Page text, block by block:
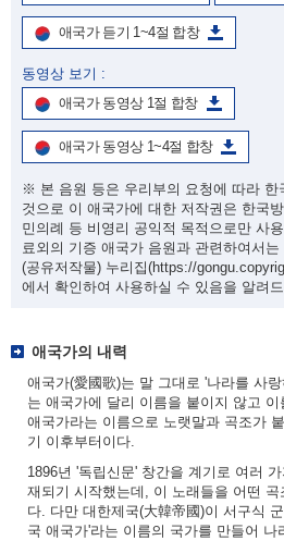
애국가 듣기 1~4절 합창
동영상 보기 :
애국가 동영상 1절 합창
애국가 동영상 1~4절 합창
※ 본 음원 등은 우리부의 요청에 따라 한
것으로 이 애국가에 대한 저작권은 한국
민의례 등 비영리 공익적 목적으로만 사
료외의 기증 애국가 음원과 관련하여서
(공유저작물) 누리집(https://
에서 확인하여 사용하실 수 있음을 알려
애국가의 내력
애국가(愛國歌)는 말 그대로 '나라를 사
는 애국가에 달리 이름을 붙이지 않고
애국가라는 이름으로 노랫말과 곡조가
기 이후부터이다.
1896년 '독립신문' 창간을 계기로 여러
재되기 시작했는데, 이 노래들을 어떤
다. 다만 대한제국(大韓帝國)이 서구식
국 애국가'라는 이름의 국가를 만들어